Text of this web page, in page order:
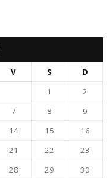
V S
D
1
2
7 8
9
14 15
16
21 22
23
28 29
30